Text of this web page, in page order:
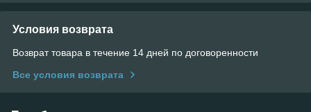
Условия возврата
Возврат товара в течение 14 дней по договоренности
Все условия возврата